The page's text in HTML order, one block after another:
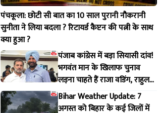
पंचकूला: छोटी सी बात का 10 साल पुरानी नौकरानी
सुनीता ने लिया बदला ? रिटायर्ड कैप्टन की पत्नी के साथ
क्या हुआ ?
पंजाब कांग्रेस में बड़ा सियासी दांव!
भगवंत मान के खिलाफ चुनाव
लड़ना चाहते हैं राजा वडिंग, राहुल
गांधी से मांगी हरी झंडी
Bihar Weather Update: 7
अगस्त को बिहार के कई जिलों में